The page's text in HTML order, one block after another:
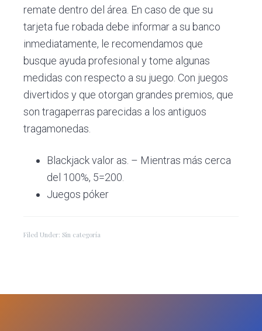
remate dentro del área. En caso de que su
tarjeta fue robada debe informar a su banco
inmediatamente, le recomendamos que
busque ayuda profesional y tome algunas
medidas con respecto a su juego. Con juegos
divertidos y que otorgan grandes premios, que
son tragaperras parecidas a los antiguos
tragamonedas.
Blackjack valor as. – Mientras más cerca
del 100%, 5=200.
Juegos póker
Filed Under: Sin categoría